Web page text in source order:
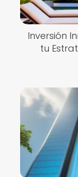
Inversión
tu